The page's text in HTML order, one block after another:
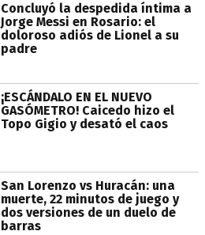
Concluyó la despedida íntima a
Jorge Messi en Rosario: el
doloroso adiós de Lionel a su
padre
¡ESCÁNDALO EN EL NUEVO
GASÓMETRO! Caicedo hizo el
Topo Gigio y desató el caos
San Lorenzo vs Huracán: una
muerte, 22 minutos de juego y
dos versiones de un duelo de
barras